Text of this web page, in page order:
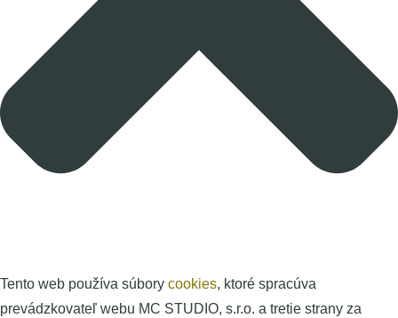
Tento web používa súbory cookies, ktoré spracúva
prevádzkovateľ webu MC STUDIO, s.r.o. a tretie strany za